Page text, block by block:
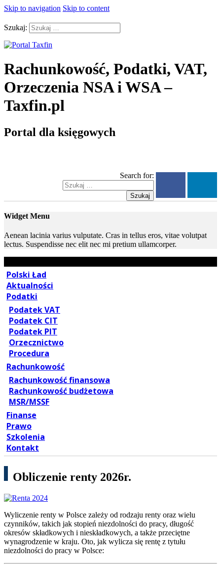
Skip to navigation Skip to content
Szukaj:
Rachunkowość, Podatki, VAT,
Orzeczenia NSA i WSA –
Taxfin.pl
Portal dla księgowych
Search for:
Szukaj
Widget Menu
Aenean lacinia varius vulputate. Cras in tellus eros, vitae volutpat
lectus. Suspendisse nec elit nec mi pretium ullamcorper.
Polski Ład
Aktualności
Podatki
Podatek VAT
Podatek CIT
Podatek PIT
Orzecznictwo
Procedura
Rachunkowość
Rachunkowość finansowa
Rachunkowość budżetowa
MSR/MSSF
Finanse
Prawo
Szkolenia
Kontakt
Obliczenie renty 2026r.
Wyliczenie renty w Polsce zależy od rodzaju renty oraz wielu
czynników, takich jak stopień niezdolności do pracy, długość
okresów składkowych i nieskładkowych, a także przeciętne
wynagrodzenie w kraju. Oto, jak wylicza się rentę z tytułu
niezdolności do pracy w Polsce: